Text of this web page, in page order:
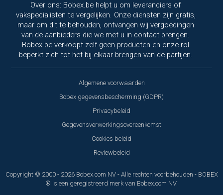
Over ons: Bobex.be helpt u om leveranciers of
vakspecialisten te vergelijken. Onze diensten zijn gratis,
maar om dit te behouden, ontvangen wij vergoedingen
van de aanbieders die we met u in contact brengen.
Bobex.be verkoopt zelf geen producten en onze rol
beperkt zich tot het bij elkaar brengen van de partijen.
Algemene voorwaarden
Bobex gegevensbescherming (GDPR)
Privacybeleid
Gegevensverwerkingsovereenkomst
Cookies beleid
Reviewbeleid
Copyright © 2000 - 2026 Bobex.com NV - Alle rechten voorbehouden - BOBEX
® is een geregistreerd merk van Bobex.com NV.